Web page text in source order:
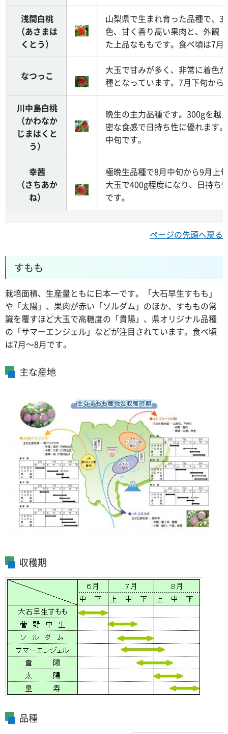
浅間白桃
（あさまは
くとう）
山梨県で生まれ育った品種で、
色、甘く香り高い果肉と、外観
た上品なももです。食べ頃は7
なつっこ
大玉で甘みが多く、非常に着色
種となっています。7月下旬か
川中島白桃
（かわなか
じまはくと
う）
晩生の主力品種です。300gを越
密な食感で日持ち性に優れます
中旬です。
幸茜
（さちあか
ね）
極晩生品種で8月中旬から9月上
大玉で400g程度になり、日持ち
です。
ページの先頭へ戻る
すもも
栽培面積、生産量ともに日本一です。「大石早生すもも」
や「太陽」、果肉が赤い「ソルダム」のほか、すももの常
識を覆すほど大玉で高糖度の「貴陽」、県オリジナル品種
の「サマーエンジェル」などが注目されています。食べ頃
は7月～8月です。
主な産地
収穫期
品種